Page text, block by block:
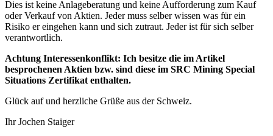
Dies ist keine Anlageberatung und keine Aufforderung zum Kauf
oder Verkauf von Aktien. Jeder muss selber wissen was für ein
Risiko er eingehen kann und sich zutraut. Jeder ist für sich selber
verantwortlich.
Achtung Interessenkonflikt: Ich besitze die im Artikel
besprochenen Aktien bzw. sind diese im SRC Mining Special
Situations Zertifikat enthalten.
Glück auf und herzliche Grüße aus der Schweiz.
Ihr Jochen Staiger